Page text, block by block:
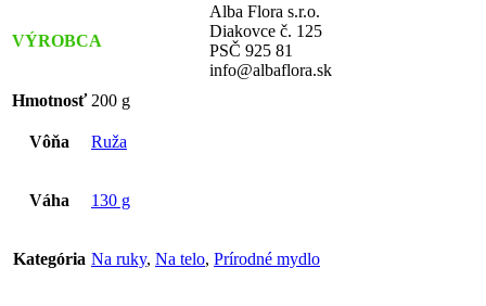
VÝROBCA
Alba Flora s.r.o.
Diakovce č. 125
PSČ 925 81
info@albaflora.sk
Hmotnosť 200 g
Vôňa Ruža
Váha 130 g
Kategória Na ruky, Na telo, Prírodné mydlo